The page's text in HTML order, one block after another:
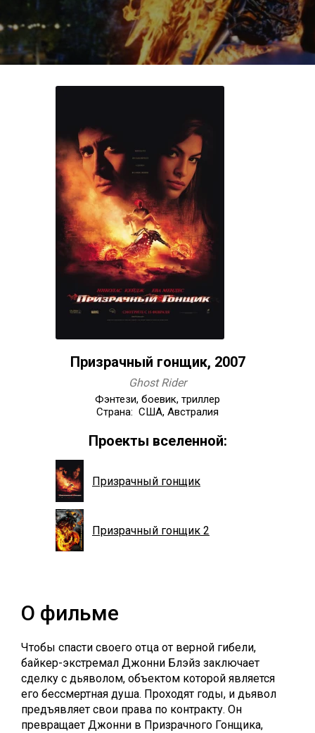
Призрачный гонщик, 2007
Ghost Rider
Фэнтези, боевик, триллер
Страна: США, Австралия
Проекты вселенной:
Призрачный гонщик
Призрачный гонщик 2
О фильме
Чтобы спасти своего отца от верной гибели,
байкер-экстремал Джонни Блэйз заключает
сделку с дьяволом, объектом которой является
его бессмертная душа. Проходят годы, и дьявол
предъявляет свои права по контракту. Он
превращает Джонни в Призрачного Гонщика,